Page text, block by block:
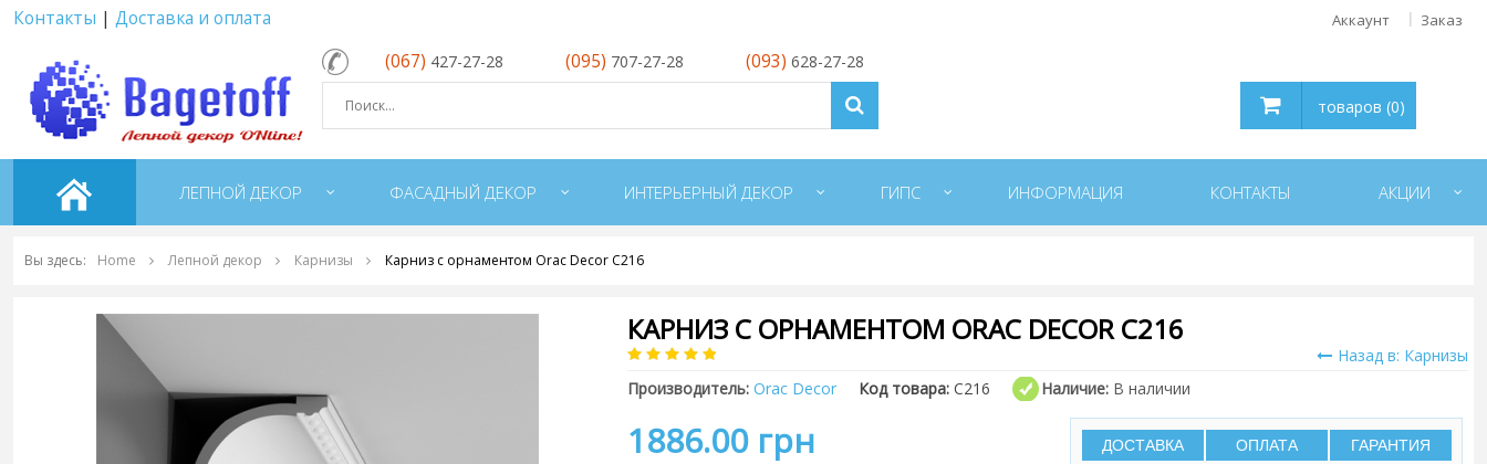
Контакты | Доставка и оплата Аккаунт Заказ
(067) 427-27-28 (095) 707-27-28 (093) 628-27-28
товаров (0)
ЛЕПНОЙ ДЕКОР ФАСАДНЫЙ ДЕКОР ИНТЕРЬЕРНЫЙ ДЕКОР ГИПС ИНФОРМАЦИЯ КОНТАКТЫ АКЦИИ
Вы здесь: Home Лепной декор Карнизы Карниз с орнаментом Orac Decor C216
КАРНИЗ С ОРНАМЕНТОМ ORAC DECOR C216
Назад в: Карнизы
Производитель: Orac Decor Код товара: C216 Наличие: В наличии
1886.00 грн ДОСТАВКА ОПЛАТА ГАРАНТИЯ